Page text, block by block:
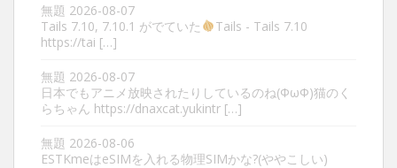
無題 2026-08-07
Tails 7.10, 7.10.1 がでていた
Tails - Tails 7.10
https://tai […]
無題 2026-08-07
日本でもアニメ放映されたりしているのね(ΦωΦ)猫のく
らちゃん https://dnaxcat.yukintr […]
無題 2026-08-06
ESTKmeはeSIMを入れる物理SIMかな?(ややこしい)